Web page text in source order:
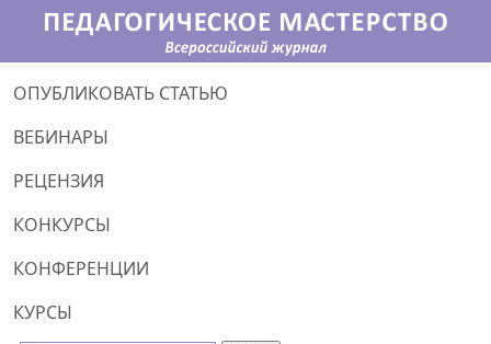
ОПУБЛИКОВАТЬ СТАТЬЮ
ВЕБИНАРЫ
РЕЦЕНЗИЯ
КОНКУРСЫ
КОНФЕРЕНЦИИ
КУРСЫ